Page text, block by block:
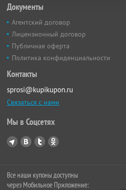
Документы
Агентский договор
Лицензионный договор
Публичная оферта
Политика конфиденциальности
Контакты
sprosi@kupikupon.ru
Связаться с нами
Мы в Соцсетях
Все наши купоны доступны
через Мобильное Приложение: